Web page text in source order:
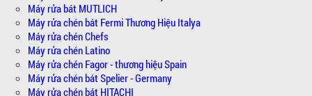
Máy rửa bát MUTLICH
Máy rửa chén bát Fermi Thương Hiệu Italya
Máy rửa chén Chefs
Máy rửa chén Latino
Máy rửa chén Fagor - thương hiệu Spain
Máy rửa chén bát Spelier - Germany
Máy rửa chén bát HITACHI